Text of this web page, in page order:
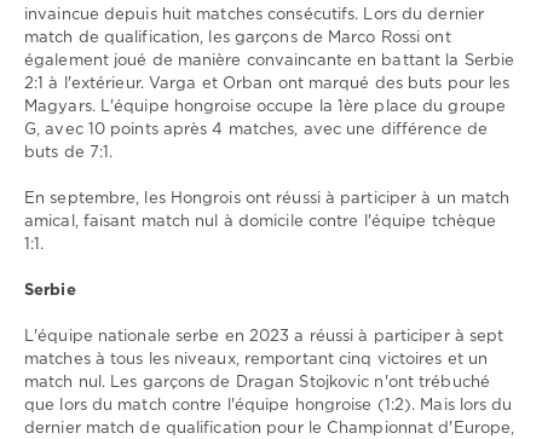
invaincue depuis huit matches consécutifs. Lors du dernier
match de qualification, les garçons de Marco Rossi ont
également joué de manière convaincante en battant la Serbie
2:1 à l'extérieur. Varga et Orban ont marqué des buts pour les
Magyars. L'équipe hongroise occupe la 1ère place du groupe
G, avec 10 points après 4 matches, avec une différence de
buts de 7:1.
En septembre, les Hongrois ont réussi à participer à un match
amical, faisant match nul à domicile contre l'équipe tchèque
1:1.
Serbie
L'équipe nationale serbe en 2023 a réussi à participer à sept
matches à tous les niveaux, remportant cinq victoires et un
match nul. Les garçons de Dragan Stojkovic n'ont trébuché
que lors du match contre l'équipe hongroise (1:2). Mais lors du
dernier match de qualification pour le Championnat d'Europe,